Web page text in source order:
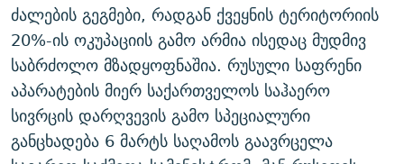
ПРИВЕТ ᲙᲣᲚᲢᲣᲠᲐ
ძალების გეგმები, რადგან ქვეყნის ტერიტორიის
20%-ის ოკუპაციის გამო არმია ისედაც მუდმივ
საბრძოლო მზადყოფნაშია. რუსული საფრენი
აპარატების მიერ საქართველოს საჰაერო
სივრცის დარღვევის გამო სპეციალური
განცხადება 6 მარტს საღამოს გაავრცელა